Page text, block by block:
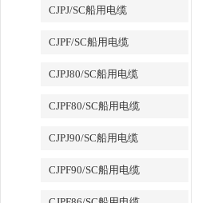
CJPJ/SC船用电缆
CJPF/SC船用电缆
CJPJ80/SC船用电缆
CJPF80/SC船用电缆
CJPJ90/SC船用电缆
CJPF90/SC船用电缆